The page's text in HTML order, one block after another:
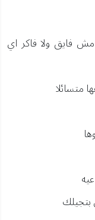
فايق ولا فاكر اي
متسائلا
بتجيلك